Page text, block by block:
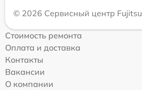
© 2026 Сервисный центр Fujitsu
Стоимость ремонта
Оплата и доставка
Контакты
Вакансии
О компании